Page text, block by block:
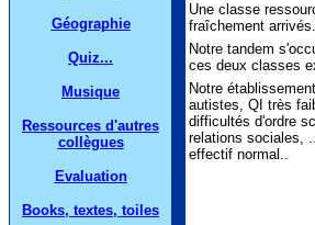
Géographie
Quiz...
Musique
Ressources d'autres
collègues
Evaluation
Books, textes, toiles
Une classe
fraîchement arrivés.
Notre tandem
ces deux classes
Notre
autistes, QI très
difficultés d'ordre
relations sociales,
effectif normal..